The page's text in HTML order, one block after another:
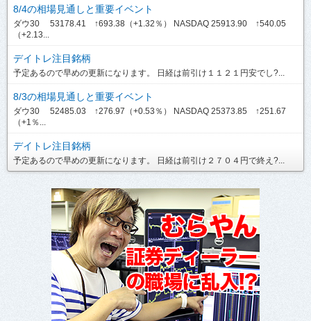
8/4の相場見通しと重要イベント
ダウ30 53178.41 ↑693.38（+1.32％） NASDAQ 25913.90 ↑540.05
（+2.13...
デイトレ注目銘柄
予定あるので早めの更新になります。 日経は前引け１１２１円安でし?...
8/3の相場見通しと重要イベント
ダウ30 52485.03 ↑276.97（+0.53％） NASDAQ 25373.85 ↑251.67
（+1％...
デイトレ注目銘柄
予定あるので早めの更新になります。 日経は前引け２７０４円で終え?...